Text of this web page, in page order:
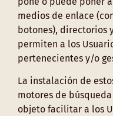
medios de enlace
botones), directorios
permiten a los
pertenecientes y/o
La instalación de
motores de
objeto facilitar a los